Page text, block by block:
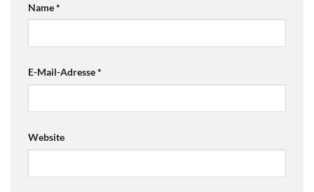
Name*
E-Mail-Adresse*
Website